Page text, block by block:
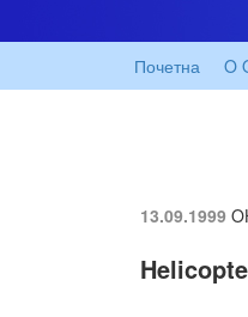
Почетна O
13.09.1999